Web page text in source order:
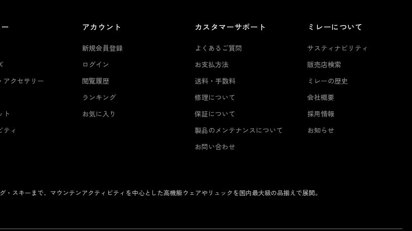
アクセサリー
ト
ティ
アカウント
新規会員登録
ログイン
閲覧履歴
ランキング
お気に入り
カスタマーサポート
よくあるご質問
お支払方法
送料・手数料
修理について
保証について
製品のメンテナンスについて
お問い合わせ
ミレーについて
サスティナビリティ
販売店検索
ミレーの歴史
会社概要
採用情報
お知らせ
スキーまで、マウンテンアクティビティを中心とした高機能ウェアやリュックを国内最大級の品揃えで展開。